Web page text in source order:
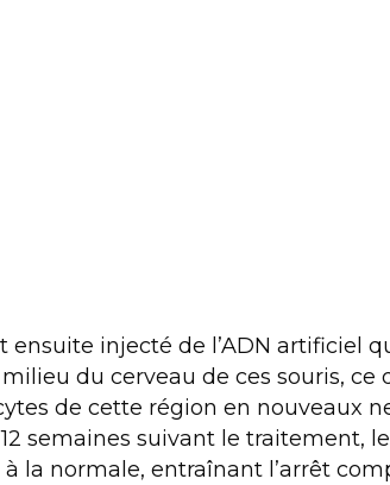
ensuite injecté de l’ADN artificiel
du cerveau de ces souris, ce
de cette région en nouveaux
semaines suivant le traitement,
la normale, entraînant l’arrêt